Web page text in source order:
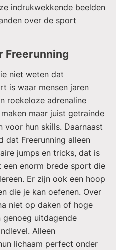
indrukwekkende beelden
over de sport
Freerunning
niet weten dat
is waar mensen jaren
roekeloze adrenaline
maar juist getrainde
voor hun skills. Daarnaast
dat Freerunning alleen
jumps en tricks, dat is
een enorm brede sport die
Er zijn ook een hoop
die je kan oefenen. Over
niet op daken of hoge
uitdagende
Alleen
lichaam perfect onder